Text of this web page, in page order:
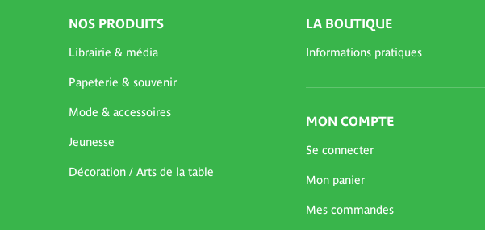
NOS PRODUITS
Librairie & média
Papeterie & souvenir
Mode & accessoires
Jeunesse
Décoration / Arts de la table
LA BOUTIQUE
Informations pratiques
MON COMPTE
Se connecter
Mon panier
Mes commandes